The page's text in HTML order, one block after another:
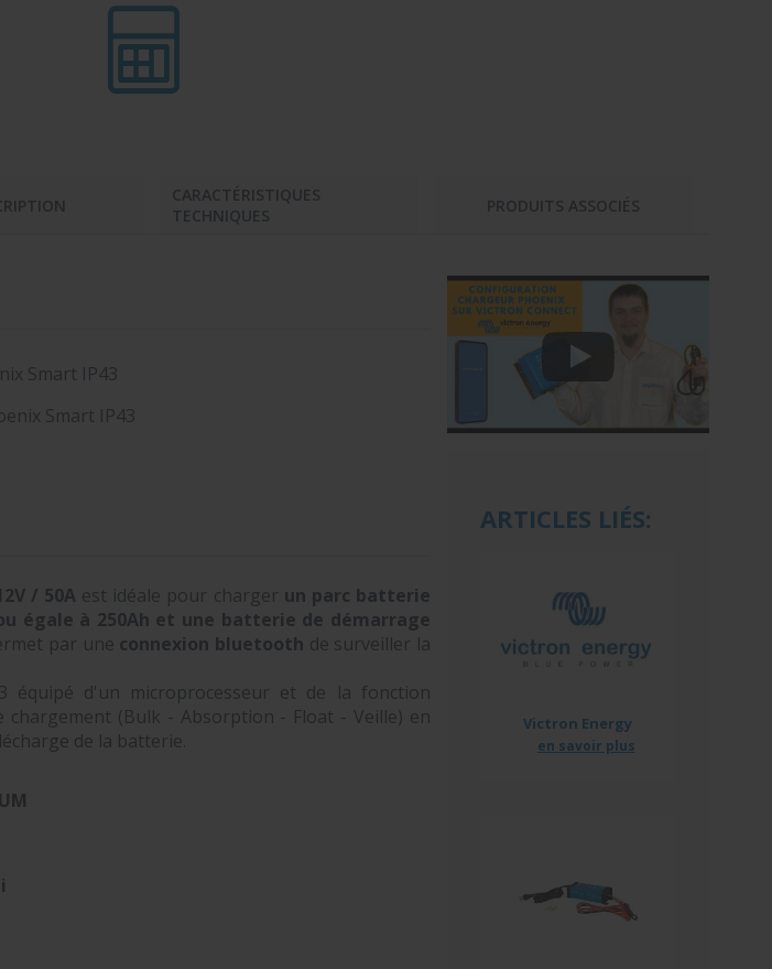
CARACTÉRISTIQUES
TECHNIQUES
PRODUITS ASSOCIÉS
Smart IP43
Smart IP43
/ 50A est idéale pour charger un parc batterie
égale à 250Ah et une batterie de démarrage
par une connexion bluetooth de surveiller la
équipé d'un microprocesseur et de la fonction
chargement (Bulk - Absorption - Float - Veille) en
de la batterie.
ARTICLES LIÉS:
Victron Energy
en savoir plus